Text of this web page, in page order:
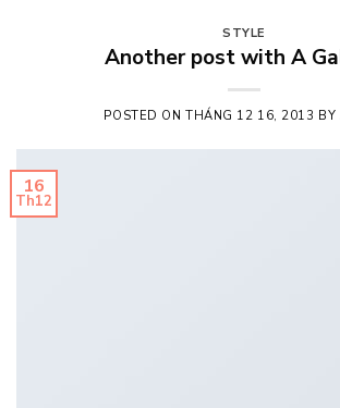
STYLE
Another post with A
POSTED ON THÁNG 12 16, 2013 BY
16
Th12